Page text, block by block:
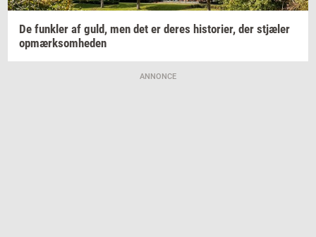
De funk­ler af guld, men det er deres hi­sto­ri­er, der stjæ­ler
op­mærk­som­he­den
ANNONCE